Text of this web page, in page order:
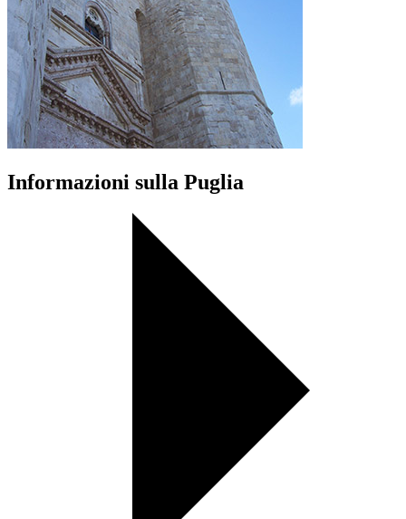
Informazioni sulla Puglia